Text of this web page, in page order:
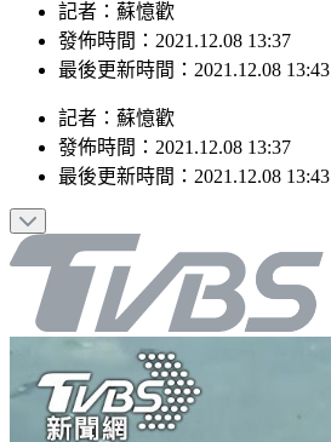
記者：蘇憶歡
發佈時間：2021.12.08 13:37
最後更新時間：2021.12.08 13:43
記者 ： 蘇憶歡
發佈時間： 2021.12.08 13:37
最後更新時間： 2021.12.08 13:43